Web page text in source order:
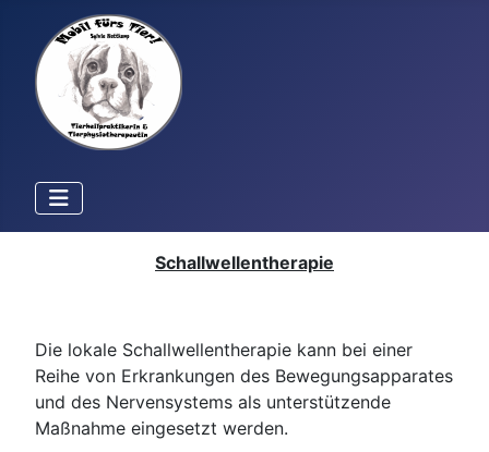
Schallwellentherapie
Die lokale Schallwellentherapie kann bei einer
Reihe von Erkrankungen des Bewegungsapparates
und des Nervensystems als unterstützende
Maßnahme eingesetzt werden.